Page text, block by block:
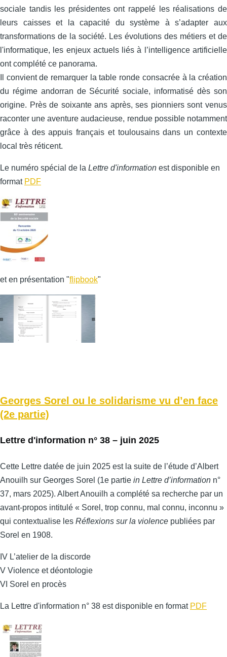
sociale tandis les présidentes ont rappelé les réalisations de
leurs caisses et la capacité du système à s’adapter aux
transformations de la société. Les évolutions des métiers et de
l'informatique, les enjeux actuels liés à l’intelligence artificielle
ont complété ce panorama.
Il convient de remarquer la table ronde consacrée à la création
du régime andorran de Sécurité sociale, informatisé dès son
origine. Près de soixante ans après, ses pionniers sont venus
raconter une aventure audacieuse, rendue possible notamment
grâce à des appuis français et toulousains dans un contexte
local très réticent.
Le numéro spécial de la Lettre d'information est disponible en
format PDF
et en présentation "flipbook"
Georges Sorel ou le solidarisme vu d’en face
(2e partie)
Lettre d'information n° 38 – juin 2025
Cette Lettre datée de juin 2025 est la suite de l’étude d’Albert
Anouilh sur Georges Sorel (1e partie in Lettre d’information n°
37, mars 2025). Albert Anouilh a complété sa recherche par un
avant-propos intitulé « Sorel, trop connu, mal connu, inconnu »
qui contextualise les Réflexions sur la violence publiées par
Sorel en 1908.
IV L’atelier de la discorde
V Violence et déontologie
VI Sorel en procès
La Lettre d'information n° 38 est disponible en format PDF